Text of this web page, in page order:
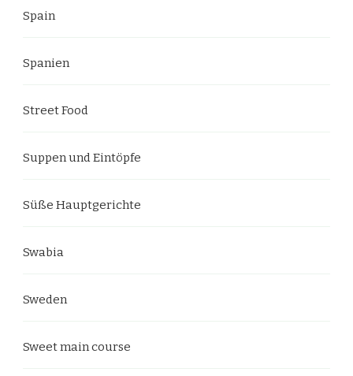
Spain
Spanien
Street Food
Suppen und Eintöpfe
Süße Hauptgerichte
Swabia
Sweden
Sweet main course